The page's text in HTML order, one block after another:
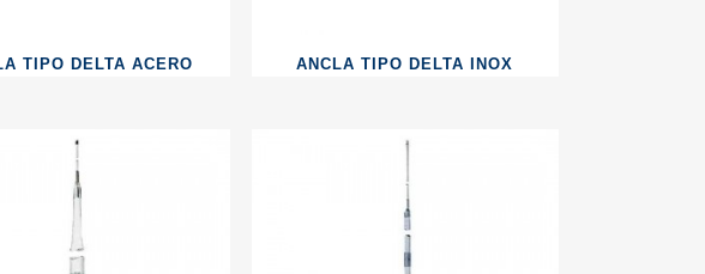
TIPO DELTA ACERO ANCLA TIPO DELTA INOX